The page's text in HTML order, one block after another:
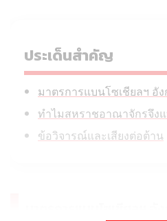
ประเด็นสำคัญ
มาตรการแบนโซเชียลฯ อั
ทำไมสหราชอาณาจักรจึง
ข้อวิจารณ์และเสียงต่อต้าน